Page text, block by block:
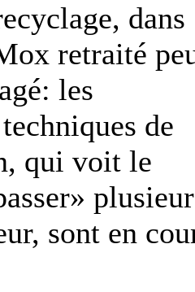
dans
retraité
les
de
qui voit le
sont en